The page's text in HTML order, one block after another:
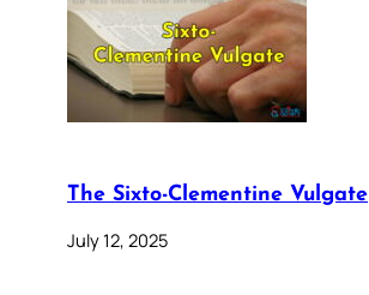
The Sixto-Clementine Vulgate
July 12, 2025